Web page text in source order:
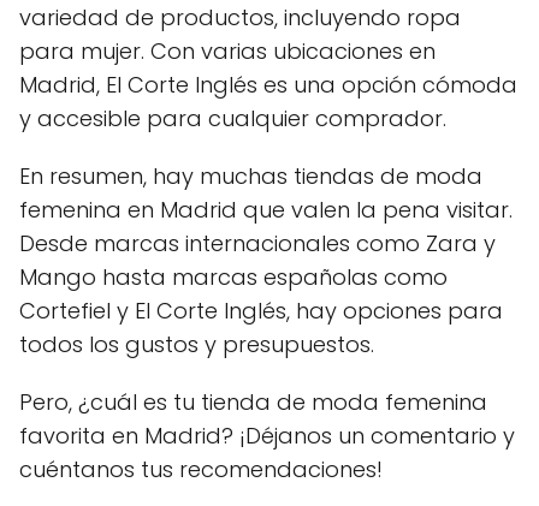
variedad de productos, incluyendo ropa
para mujer. Con varias ubicaciones en
Madrid, El Corte Inglés es una opción cómoda
y accesible para cualquier comprador.
En resumen, hay muchas tiendas de moda
femenina en Madrid que valen la pena visitar.
Desde marcas internacionales como Zara y
Mango hasta marcas españolas como
Cortefiel y El Corte Inglés, hay opciones para
todos los gustos y presupuestos.
Pero, ¿cuál es tu tienda de moda femenina
favorita en Madrid? ¡Déjanos un comentario y
cuéntanos tus recomendaciones!